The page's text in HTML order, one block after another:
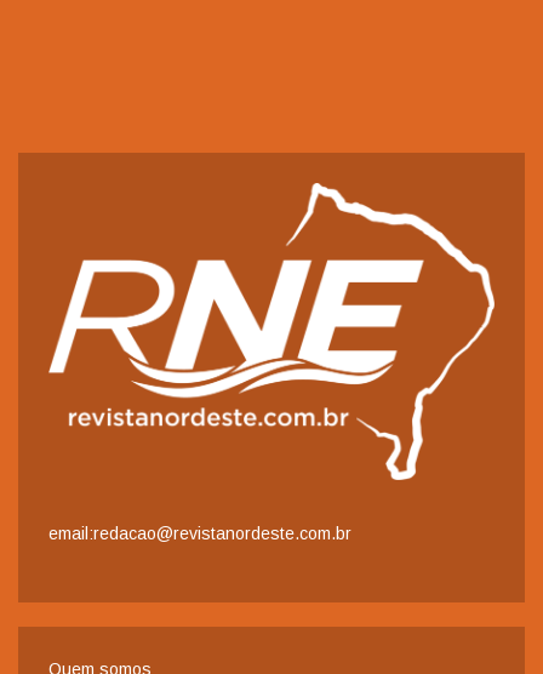
email:redacao@revistanordeste.com.br
Quem somos